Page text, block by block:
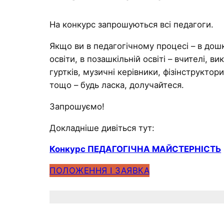
На конкурс запрошуються всі педагоги.
Якщо ви в педагогічному процесі – в
освіти, в позашкільній освіті – вчителі,
гуртків, музичні керівники,
тощо – будь ласка, долучайтеся.
Запрошуємо!
Докладніше дивіться тут:
Конкурс ПЕДАГОГІЧНА МАЙСТЕРНІСТЬ
ПОЛОЖЕННЯ І ЗАЯВКА